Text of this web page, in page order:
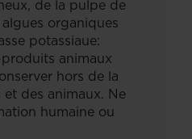
de la pulpe de
organiques
potassiaue:
animaux
hors de la
des animaux. Ne
humaine ou